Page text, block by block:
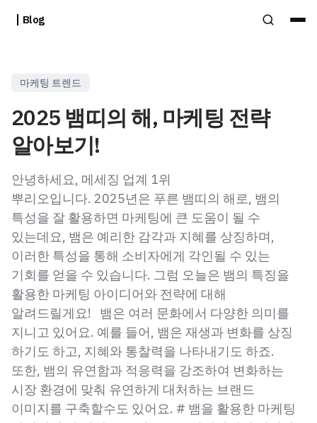
Blog
마케팅 트렌드
2025 뱀띠의 해, 마케팅 전략
알아보기!
안녕하세요, 메세징 업계 1위
뿌리오입니다. 2025년은 푸른 뱀띠의 해로, 뱀의
특성을 잘 활용하면 마케팅에 큰 도움이 될 수
있는데요, 뱀은 예리한 감각과 지혜를 상징하며,
이러한 특성을 통해 소비자에게 각인될 수 있는
기회를 얻을 수 있습니다. 그럼 오늘은 뱀의 특징을
활용한 마케팅 아이디어와 전략에 대해
알려드릴게요! 뱀은 여러 문화에서 다양한 의미를
지니고 있어요. 예를 들어, 뱀은 재생과 변화를 상징
하기도 하고, 지혜와 통찰력을 나타내기도 하죠.
또한, 뱀의 유연함과 적응력을 강조하여 변화하는
시장 환경에 맞춰 유연하게 대처하는 브랜드
이미지를 구축할수도 있어요. # 뱀을 활용한 마케팅